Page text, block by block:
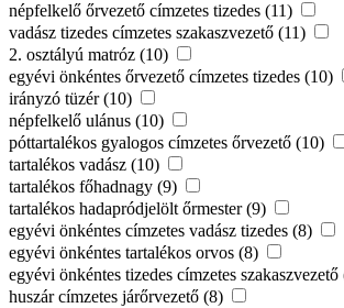
népfelkelő őrvezető címzetes tizedes (11)
vadász tizedes címzetes szakaszvezető (11)
2. osztályú matróz (10)
egyévi önkéntes őrvezető címzetes tizedes (10)
irányzó tüzér (10)
népfelkelő ulánus (10)
póttartalékos gyalogos címzetes őrvezető (10)
tartalékos vadász (10)
tartalékos főhadnagy (9)
tartalékos hadapródjelölt őrmester (9)
egyévi önkéntes címzetes vadász tizedes (8)
egyévi önkéntes tartalékos orvos (8)
egyévi önkéntes tizedes címzetes szakaszvezető
huszár címzetes járőrvezető (8)